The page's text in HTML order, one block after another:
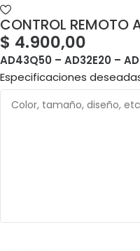
CONTROL REMOTO
$ 4.900,00
AD43Q50 – AD32E20 –
Especificaciones